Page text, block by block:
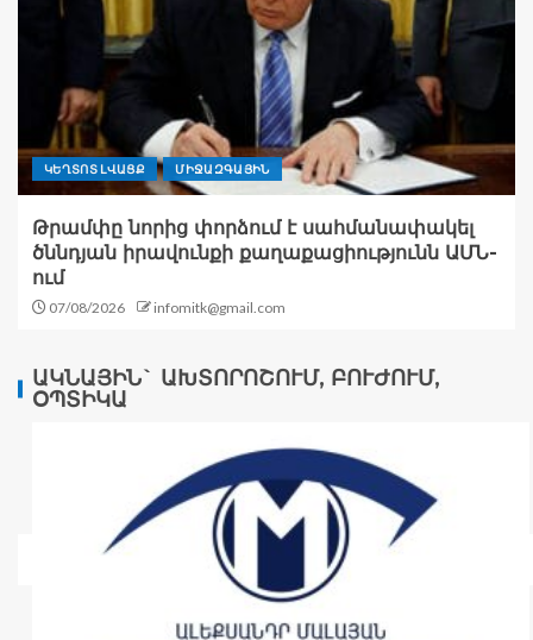
ԿԵՂՏՈՏ ԼՎԱՑՔ ՄԻՋԱԶԳԱՅԻՆ
Թրամփը նորից փորձում է սահմանափակել
ծննդյան իրավունքի քաղաքացիությունն ԱՄՆ-
ում
07/08/2026 infomitk@gmail.com
ԱԿՆԱՅԻՆ` ԱԽՏՈՐՈՇՈՒՄ, ԲՈՒԺՈՒՄ,
ՕՊՏԻԿԱ